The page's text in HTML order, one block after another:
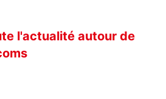
l'actualité autour de